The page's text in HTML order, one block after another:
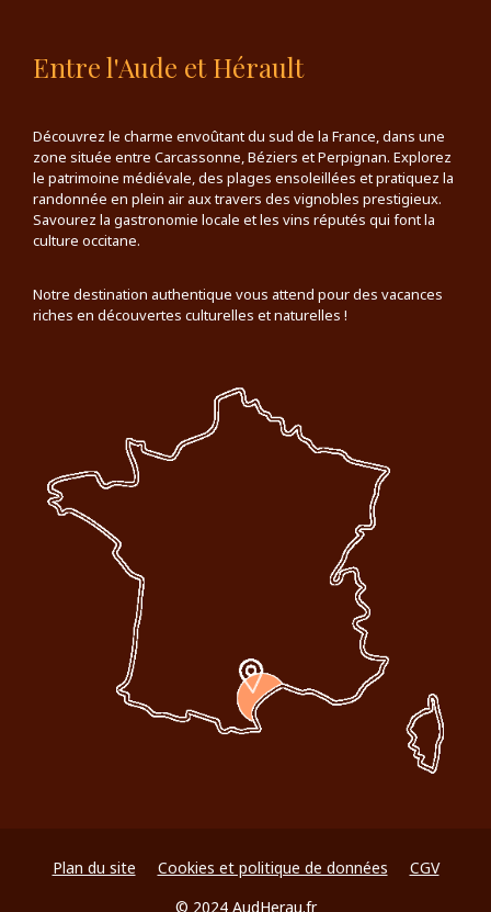
Entre l'Aude et Hérault
Découvrez le charme envoûtant du sud de la France, dans une
zone située entre Carcassonne, Béziers et Perpignan. Explorez
le patrimoine médiévale, des plages ensoleillées et pratiquez la
randonnée en plein air aux travers des vignobles prestigieux.
Savourez la gastronomie locale et les vins réputés qui font la
culture occitane.
Notre destination authentique vous attend pour des vacances
riches en découvertes culturelles et naturelles !
Plan du site Cookies et politique de données
CGV
© 2024 AudHerau.fr